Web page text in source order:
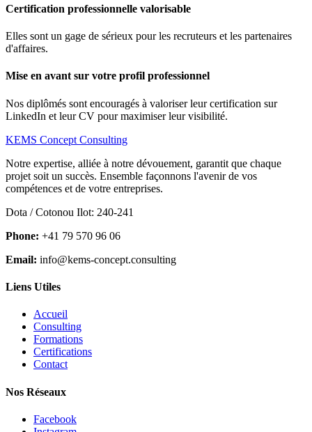
Certification professionnelle valorisable
Elles sont un gage de sérieux pour les recruteurs et les partenaires
d'affaires.
Mise en avant sur votre profil professionnel
Nos diplômés sont encouragés à valoriser leur certification sur
LinkedIn et leur CV pour maximiser leur visibilité.
KEMS Concept Consulting
Notre expertise, alliée à notre dévouement, garantit que chaque
projet soit un succès. Ensemble façonnons l'avenir de vos
compétences et de votre entreprises.
Dota / Cotonou Ilot: 240-241
Phone: +41 79 570 96 06
Email: info@kems-concept.consulting
Liens Utiles
Accueil
Consulting
Formations
Certifications
Contact
Nos Réseaux
Facebook